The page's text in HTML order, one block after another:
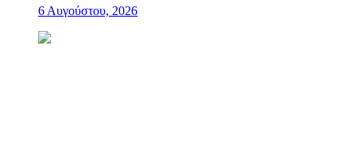
6 Αυγούστου, 2026